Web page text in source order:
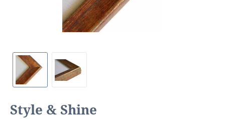
Style & Shine